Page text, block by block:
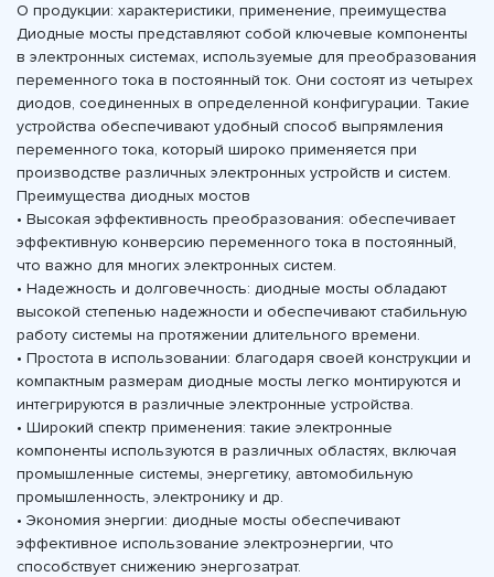
О продукции: характеристики, применение, преимущества
Диодные мосты представляют собой ключевые компоненты
в электронных системах, используемые для преобразования
переменного тока в постоянный ток. Они состоят из четырех
диодов, соединенных в определенной конфигурации. Такие
устройства обеспечивают удобный способ выпрямления
переменного тока, который широко применяется при
производстве различных электронных устройств и систем.
Преимущества диодных мостов
• Высокая эффективность преобразования: обеспечивает
эффективную конверсию переменного тока в постоянный,
что важно для многих электронных систем.
• Надежность и долговечность: диодные мосты обладают
высокой степенью надежности и обеспечивают стабильную
работу системы на протяжении длительного времени.
• Простота в использовании: благодаря своей конструкции и
компактным размерам диодные мосты легко монтируются и
интегрируются в различные электронные устройства.
• Широкий спектр применения: такие электронные
компоненты используются в различных областях, включая
промышленные системы, энергетику, автомобильную
промышленность, электронику и др.
• Экономия энергии: диодные мосты обеспечивают
эффективное использование электроэнергии, что
способствует снижению энергозатрат.